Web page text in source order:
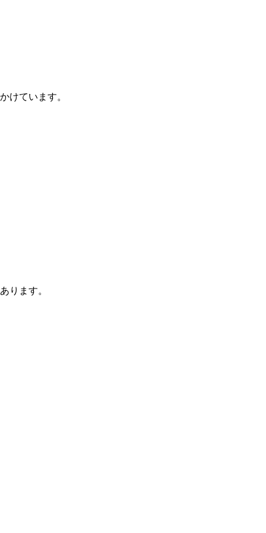
けています。
ります。